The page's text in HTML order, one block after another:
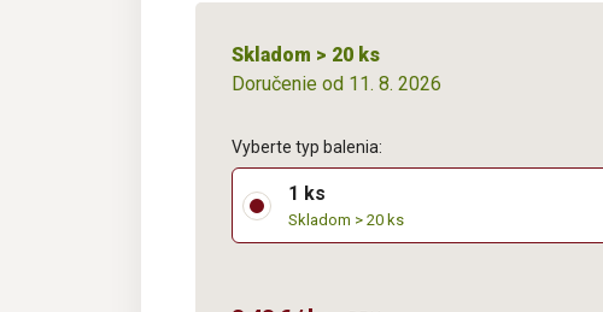
Skladom > 20 ks
Doručenie od 11. 8. 2026
Vyberte typ balenia:
1 ks
Skladom > 20 ks